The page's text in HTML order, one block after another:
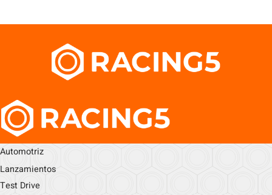
Automotriz
Lanzamientos
Test Drive